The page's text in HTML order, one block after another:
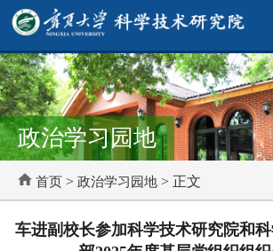
政治学习园地
首页 > 政治学习园地 > 正文
车进副校长参加科学技术研究院和